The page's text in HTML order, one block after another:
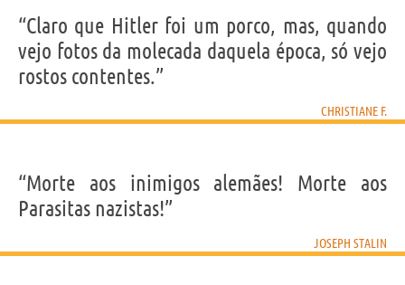
“Claro que Hitler foi um porco, mas, quando
vejo fotos da molecada daquela época, só vejo
rostos contentes.”
CHRISTIANE F.
“Morte aos inimigos alemães! Morte aos
Parasitas nazistas!”
JOSEPH STALIN